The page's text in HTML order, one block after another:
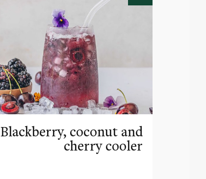
Blackberry, coconut and
cherry cooler